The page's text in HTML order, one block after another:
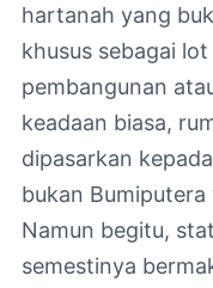
hartanah yang
khusus sebagai
pembangunan
keadaan biasa,
dipasarkan
bukan
Namun begitu,
semestinya